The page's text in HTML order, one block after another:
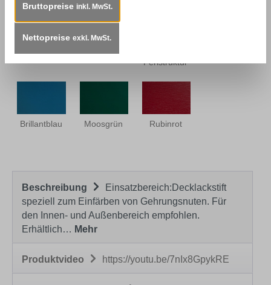
Monumentengrün Schwarzbraun
Perlstruktur
Brillantblau Moosgrün Rubinrot
Beschreibung
Einsatzbereich:Decklackstift
speziell zum Einfärben von Gehrungsnuten. Für
den Innen- und Außenbereich empfohlen.
Erhältlich… Mehr
Produktvideo https://youtu.be/7nIx8GpykRE
Bruttopreise inkl. MwSt.
Nettopreise exkl. MwSt.